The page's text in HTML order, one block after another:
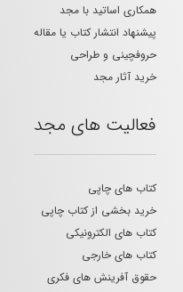
همکاری اساتید با مجد
پیشنهاد انتشار کتاب یا مقاله
حروفچینی و طراحی
خرید آثار مجد
فعالیت های مجد
کتاب های چاپی
خرید بخشی از کتاب چاپی
کتاب های الکترونیکی
کتاب های خارجی
حقوق آفرینش های فکری